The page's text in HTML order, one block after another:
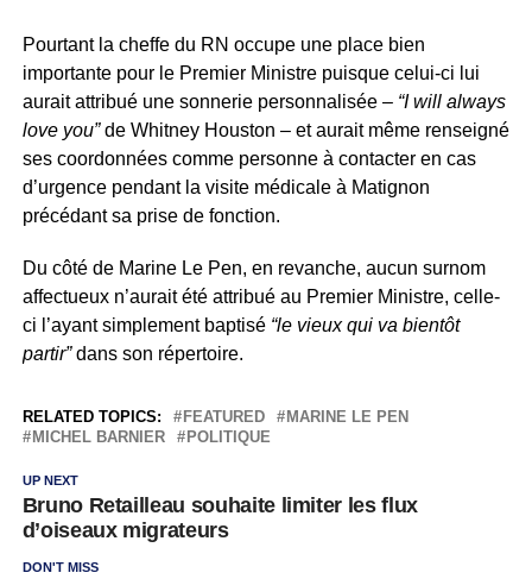
Pourtant la cheffe du RN occupe une place bien
importante pour le Premier Ministre puisque celui-ci lui
aurait attribué une sonnerie personnalisée – “I will always
love you”de Whitney Houston – et aurait même renseigné
ses coordonnées comme personne à contacter en cas
d’urgence pendant la visite médicale à Matignon
précédant sa prise de fonction.
Du côté de Marine Le Pen, en revanche, aucun surnom
affectueux n’aurait été attribué au Premier Ministre, celle-
ci l’ayant simplement baptisé“le vieux qui va bientôt
partir”dans son répertoire.
RELATED TOPICS: FEATURED
MARINE LE PEN
MICHEL BARNIER
POLITIQUE
UP NEXT
Bruno Retailleau souhaite limiter les flux
d’oiseaux migrateurs
DON'T MISS